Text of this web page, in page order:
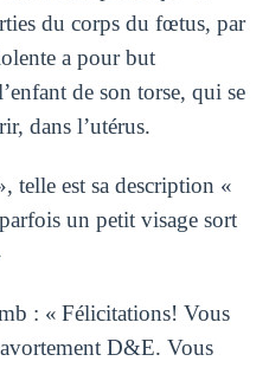
du corps du fœtus, par
a pour but
de son torse, qui se
dans l’utérus.
telle est sa description «
un petit visage sort
: « Félicitations! Vous
D&E. Vous